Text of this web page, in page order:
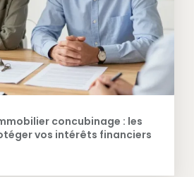
concubinage : les
vos intérêts financiers